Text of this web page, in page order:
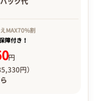
MAX70%割
障付き！
円
円）